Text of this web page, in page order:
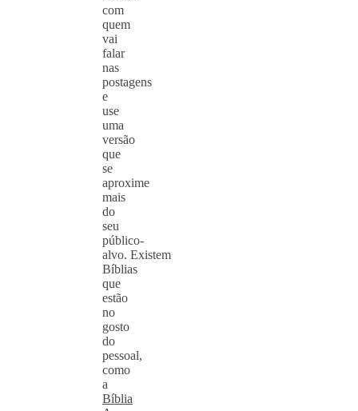
com
quem
vai
falar
nas
postagens
e
use
uma
versão
que
se
aproxime
mais
do
seu
público-
alvo. Existem
Bíblias
que
estão
no
gosto
do
pessoal,
como
a
Bíblia